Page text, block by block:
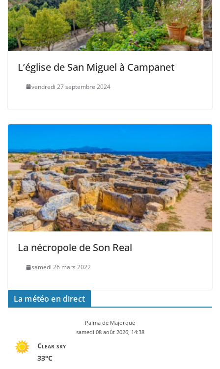
L’église de San Miguel à Campanet
vendredi 27 septembre 2024
La nécropole de Son Real
samedi 26 mars 2022
La météo en direct
Palma de Majorque
samedi 08 août 2026, 14:38
Clear sky
33°C